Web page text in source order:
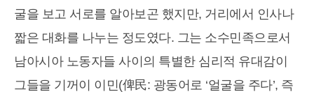
굴을 보고 서로를 알아보곤 했지만, 거리에서 인사나
짧은 대화를 나누는 정도였다. 그는 소수민족으로서
남아시아 노동자들 사이의 특별한 심리적 유대감이
그들을 기꺼이 이민(俾民: 광동어로 ‘얼굴을 주다’, 즉